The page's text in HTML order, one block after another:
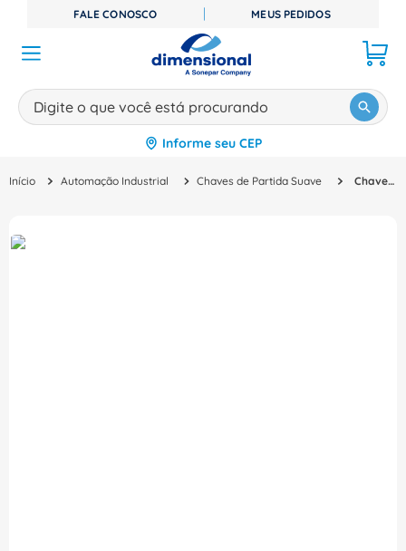
FALE CONOSCO MEUS PEDIDOS
Digite o que você está procurando
Informe seu CEP
Automação Industrial Chaves de Partida Suave Chave Partida Suave Trifásico 200 480V 25A 110 220V 3RW52151AC14 Siemens
TERMOS MAIS BUSCADOS
º disjuntor